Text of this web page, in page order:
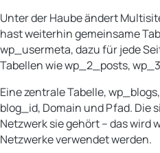
Unter der Haube ändert
hast weiterhin gemeinsame
wp_usermeta, dazu für jede
Tabellen wie wp_2_posts,
Eine zentrale Tabelle,
blog_id, Domain und Pfad. Die
Netzwerk sie gehört – das wird
Netzwerke verwendet werden.